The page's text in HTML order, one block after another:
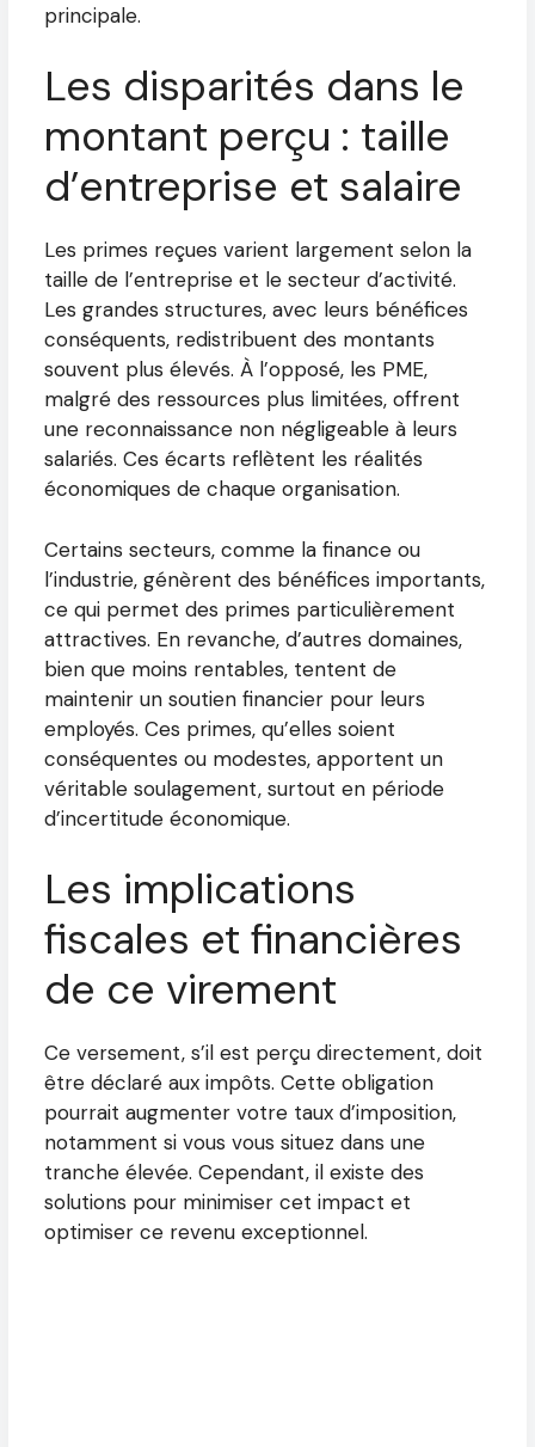
principale.
Les disparités dans le
montant perçu : taille
d’entreprise et salaire
Les primes reçues varient largement selon la
taille de l’entreprise et le secteur d’activité.
Les grandes structures, avec leurs bénéfices
conséquents, redistribuent des montants
souvent plus élevés. À l’opposé, les PME,
malgré des ressources plus limitées, offrent
une reconnaissance non négligeable à leurs
salariés. Ces écarts reflètent les réalités
économiques de chaque organisation.
Certains secteurs, comme la finance ou
l’industrie, génèrent des bénéfices importants,
ce qui permet des primes particulièrement
attractives. En revanche, d’autres domaines,
bien que moins rentables, tentent de
maintenir un soutien financier pour leurs
employés. Ces primes, qu’elles soient
conséquentes ou modestes, apportent un
véritable soulagement, surtout en période
d’incertitude économique.
Les implications
fiscales et financières
de ce virement
Ce versement, s’il est perçu directement, doit
être déclaré aux impôts. Cette obligation
pourrait augmenter votre taux d’imposition,
notamment si vous vous situez dans une
tranche élevée. Cependant, il existe des
solutions pour minimiser cet impact et
optimiser ce revenu exceptionnel.